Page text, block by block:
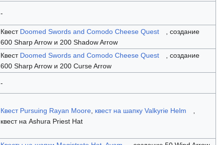
-
Квест Doomed Swords and Comodo Cheese Quest
, создание
600 Sharp Arrow и 200 Shadow Arrow
Квест Doomed Swords and Comodo Cheese Quest
, создание
600 Sharp Arrow и 200 Curse Arrow
-
Квест Pursuing Rayan Moore, квест на шапку Valkyrie Helm
,
квест на Ashura Priest Hat